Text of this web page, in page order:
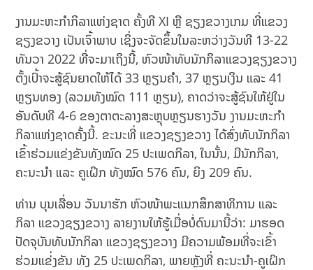
ງານມະຫະກຳກິລາແຫ່ງຊາດ ຄັ້ງທີ XI ຫຼື ຊຽງຂວາງເກມ ທີ່ແຂວງ
ຊຽງຂວາງ ເປັນເຈົ້າພາບ ເຊິ່ງຈະຈັດຂຶ້ນໃນລະຫວ່າງວັນທີ 13-22
ທັນວາ 2022 ທີ່ຈະມາເຖິງນີ້, ຫົວໜ້າທັບນັກກິລາແຂວງຊຽງຂວາງ
ຕັ້ງເປົ້າຈະສູ້ຊົນຍາດໃຫ້ໄດ້ 33 ຫຼຽນຄຳ, 37 ຫຼຽນເງິນ ແລະ 41
ຫຼຽນທອງ (ລວມທັງໝົດ 111 ຫຼຽນ), ຄາດວ່າຈະສູ້ຊົນໃຫ້ຢູ່ໃນ
ອັນດັບທີ 4-6 ຂອງຕາຕະລາງສະຫຼຸບຫຼຽນຮາງວັນ ງານມະຫະກຳ
ກິລາແຫ່ງຊາດຄັ້ງນີ້. ຂະນະທີ່ ແຂວງຊຽງຂວາງ ໄດ້ສົ່ງທັບນັກກິລາ
ເຂົ້າຮ່ວມແຂ່ງຂັນທັງໝົດ 25 ປະເພດກິລາ, ໃນນັ້ນ, ມີນັກກິລາ,
ຄະນະນຳ ແລະ ຄູເຝິກ ທັງໝົດ 576 ຄົນ, ຍິງ 209 ຄົນ.
ທ່ານ ບຸນເລື່ອນ ວັນນາຮັກ ຫົວໜ້າພະແນກສຶກສາທິການ ແລະ
ກິລາ ແຂວງຊຽງຂວາງ ລາຍງານໃຫ້ຮູ້ເມື່ອບໍ່ດົນມານີ້ວ່າ: ມາຮອດ
ປັດຈຸບັນທັບນັກກິລາ ແຂວງຊຽງຂວາງ ມີຄວາມພ້ອມທີ່ຈະເຂົ້າ
ຮ່ວມແຂ່່ງຂັນ ທັງ 25 ປະເພດກິລາ, ພາຍຫຼັງທີ່ ຄະນະນຳ-ຄູເຝິກ